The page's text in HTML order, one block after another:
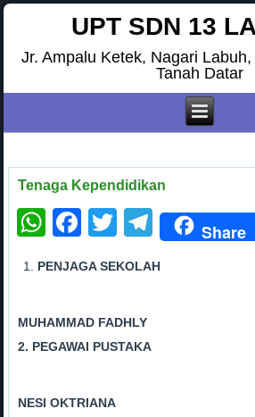
UPT SDN 13
Jr. Ampalu Ketek, Nagari
Tanah Datar
Tenaga Kependidikan
WhatsApp
Facebook
TwitterShare
PENJAGA SEKOLAH
MUHAMMAD FADHLY
2. PEGAWAI PUSTAKA
NESI OKTRIANA